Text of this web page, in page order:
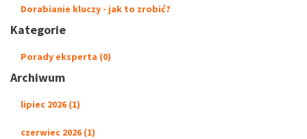
Dorabianie kluczy - jak to zrobić?
Kategorie
Porady eksperta (0)
Archiwum
lipiec 2026 (1)
czerwiec 2026 (1)